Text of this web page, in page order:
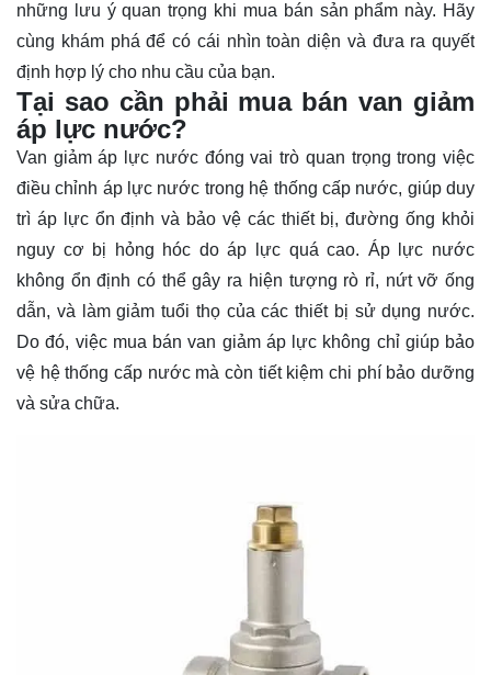
những lưu ý quan trọng khi mua bán sản phẩm này. Hãy
cùng khám phá để có cái nhìntoàn diện và đưa ra quyết
định hợp lý cho nhu cầu của bạn.
Tại sao cần phải mua bán van giảm
áp lực nước?
Van giảm áp lực nước đóng vai trò quan trọng trong việc
điều chỉnh áp lực nước trong hệ thống cấp nước, giúp duy
trì áp lực ổn định và bảo vệ các thiết bị, đường ống khỏi
nguy cơ bị hỏng hóc do áp lực quá cao. Áp lực nước
không ổn định có thể gây ra hiện tượng rò rỉ, nứt vỡ ống
dẫn, và làm giảm tuổi thọ của các thiết bị sử dụng nước.
Do đó, việc mua bán van giảm áp lực không chỉ giúp bảo
vệ hệ thống cấp nước mà còn tiết kiệm chi phí bảo dưỡng
và sửa chữa.